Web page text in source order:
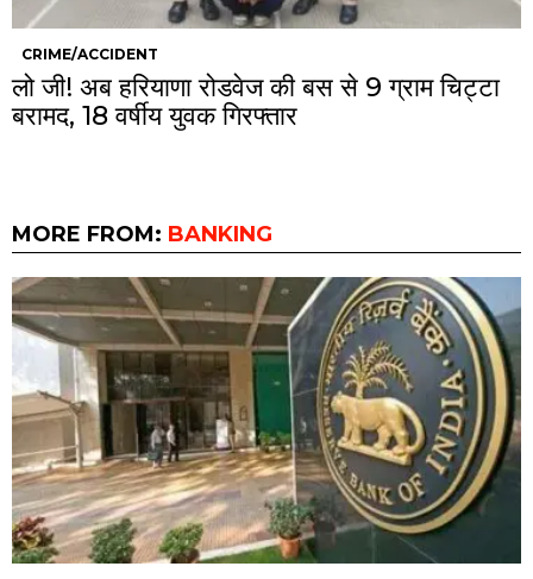
CRIME/ACCIDENT
लो जी! अब हरियाणा रोडवेज की बस से 9 ग्राम चिट्टा
बरामद, 18 वर्षीय युवक गिरफ्तार
MORE FROM: BANKING